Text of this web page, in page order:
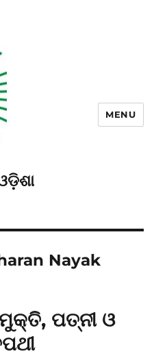
MENU
Nayak
ପତ୍ନୀ ଓ